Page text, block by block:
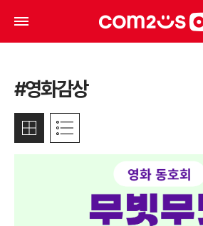
#영화감상